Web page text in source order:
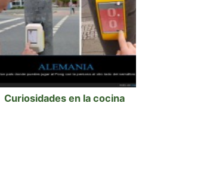
Curiosidades en la cocina